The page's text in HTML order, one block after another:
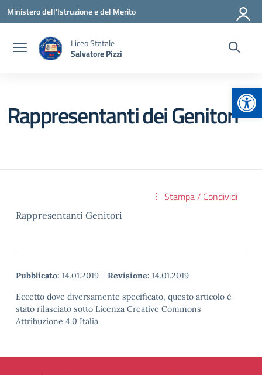
Vai ai contenuti
Vai al menu di navigazione
Vai al footer
Ministero dell'Istruzione e del Merito
Liceo Statale
Salvatore Pizzi
Rappresentanti dei Genitori
Stampa / Condividi
Rappresentanti Genitori
Pubblicato: 14.01.2019 - Revisione: 14.01.2019
Eccetto dove diversamente specificato, questo articolo è
stato rilasciato sotto Licenza Creative Commons
Attribuzione 4.0 Italia.